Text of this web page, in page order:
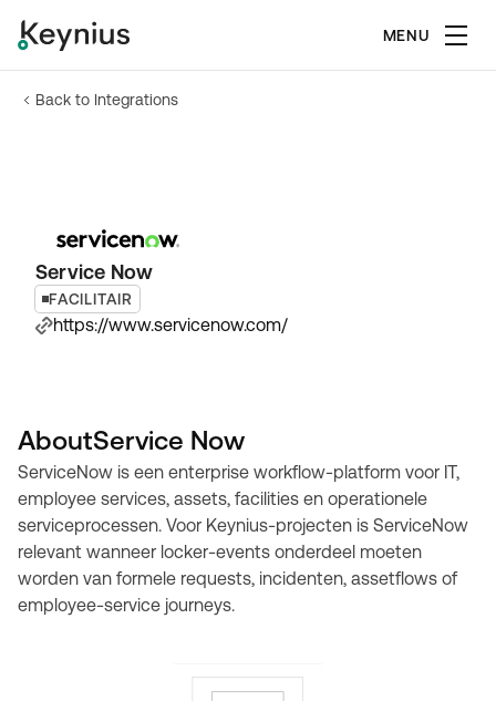
MENU
Back to Integrations
Service Now
FACILITAIR
https://www.servicenow.com/
AboutService Now
ServiceNow is een enterprise workflow-platform voor IT,
employee services, assets, facilities en operationele
serviceprocessen. Voor Keynius-projecten is ServiceNow
relevant wanneer locker-events onderdeel moeten
worden van formele requests, incidenten, assetflows of
employee-service journeys.